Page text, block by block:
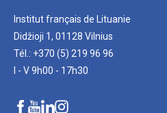
Institut français de Lituanie
Didžioji 1, 01128 Vilnius
Tél.: +370 (5) 219 96 96
I - V 9h00 - 17h30